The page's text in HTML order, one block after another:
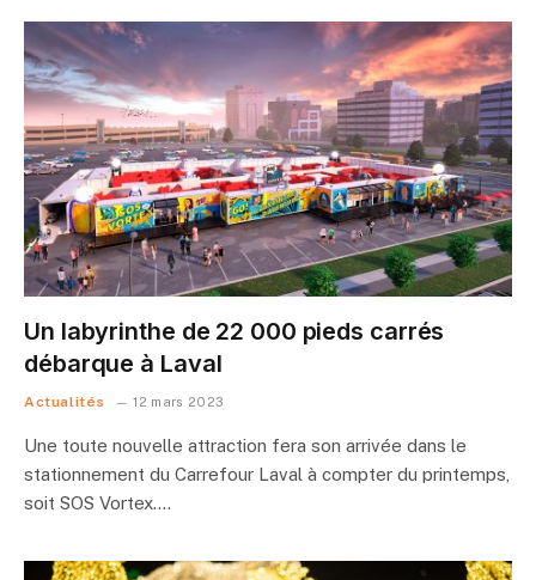
Un labyrinthe de 22 000 pieds carrés
débarque à Laval
Actualités 12 mars 2023
Une toute nouvelle attraction fera son arrivée dans le
stationnement du Carrefour Laval à compter du printemps,
soit SOS Vortex.…